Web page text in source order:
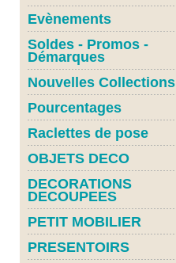
Evènements
Soldes - Promos -
Démarques
Nouvelles Collections
Pourcentages
Raclettes de pose
OBJETS DECO
DECORATIONS
DECOUPEES
PETIT MOBILIER
PRESENTOIRS